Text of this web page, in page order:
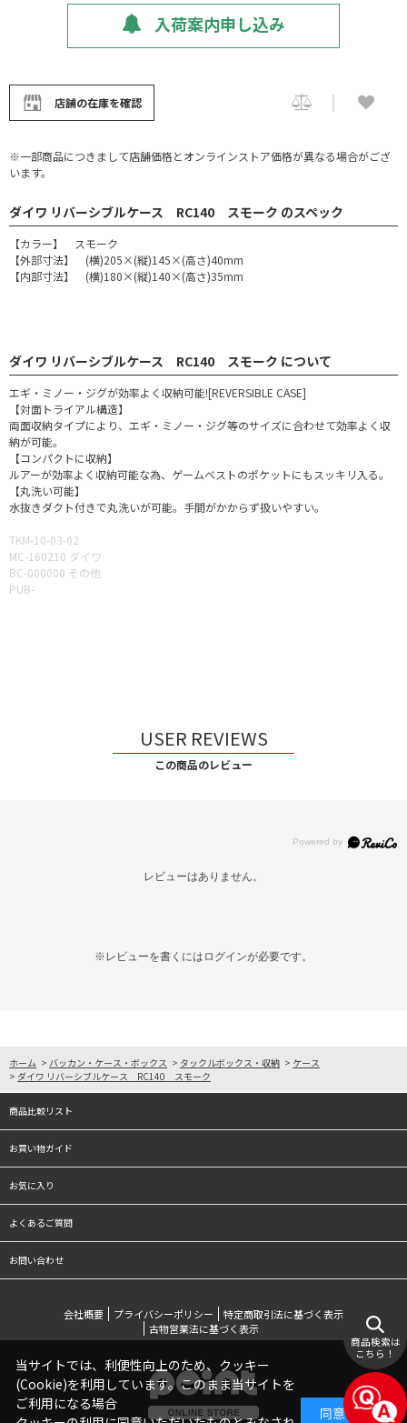
入荷案内申し込み
店舗の在庫を確認
※一部商品につきまして店舗価格とオンラインストア価格が異なる場合がござ
います。
ダイワ リバーシブルケース RC140 スモーク のスペック
【カラー】 スモーク
【外部寸法】 (横)205×(縦)145×(高さ)40mm
【内部寸法】 (横)180×(縦)140×(高さ)35mm
ダイワ リバーシブルケース RC140 スモーク について
エギ・ミノー・ジグが効率よく収納可能![REVERSIBLE CASE]
【対面トライアル構造】
両面収納タイプにより、エギ・ミノー・ジグ等のサイズに合わせて効率よく収
納が可能。
【コンパクトに収納】
ルアーが効率よく収納可能な為、ゲームベストのポケットにもスッキリ入る。
【丸洗い可能】
水抜きダクト付きで丸洗いが可能。手間がかからず扱いやすい。
TKM-10-03-02
MC-160210 ダイワ
BC-000000 その他
PUB-
USER REVIEWS
この商品のレビュー
レビューはありません。
※レビューを書くには ログインが必要です。
ホーム > バッカン・ケース・ボックス > タックルボックス・収納 > ケース
> ダイワ リバーシブルケース RC140 スモーク
商品比較リスト
お買い物ガイド
お気に入り
よくあるご質問
お問い合わせ
会社概要 プライバシーポリシー
特定商取引法に基づく表示
古物営業法に基づく表示
商品検索は
こちら！
当サイトでは、利便性向上のため、クッキー
(Cookie)を利用しています。このまま当サイトを
ご利用になる場合
同意する